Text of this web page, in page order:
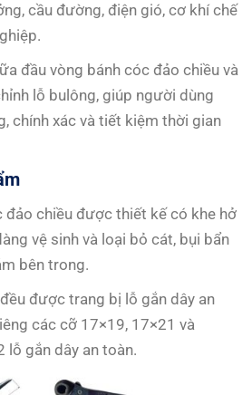
cầu đường, điện gió, cơ khí chế
đầu vòng bánh cóc đảo chiều và
lỗ bulông, giúp người dùng
chính xác và tiết kiệm thời gian
đảo chiều được thiết kế có khe hở
vệ sinh và loại bỏ cát, bụi bẩn
bên trong.
được trang bị lỗ gắn dây an
các cỡ 17×19, 17×21 và
gắn dây an toàn.